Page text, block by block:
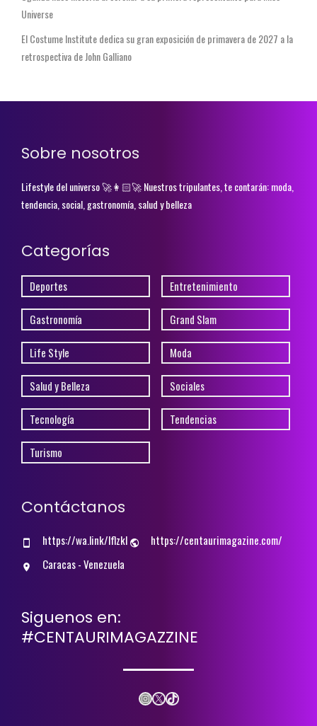
Universe
El Costume Institute dedica su gran exposición de primavera de 2027 a la
retrospectiva de John Galliano
Sobre nosotros
Lifestyle del universo 🚀👩🏻‍🚀 Nuestros tripulantes, te contarán: moda,
tendencia, social, gastronomía, salud y belleza
Categorías
Deportes Entretenimiento
Gastronomía Grand Slam
Life Style Moda
Salud y Belleza Sociales
Tecnología Tendencias
Turismo
Contáctanos
https://wa.link/lflzkl
https://centaurimagazine.com/
Caracas - Venezuela
Siguenos en:
#CENTAURIMAGAZZINE